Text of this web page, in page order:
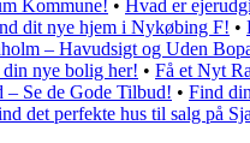
Kommune! • Hvad er
dit nye hjem i Nykøbing F! •
– Havudsigt og Uden
nye bolig her! • Få et Nyt
Se de Gode Tilbud! • Find
det perfekte hus til salg på